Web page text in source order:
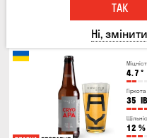
4.7 °
Гіркота
35
12 %
ТАК
Ні, змінити